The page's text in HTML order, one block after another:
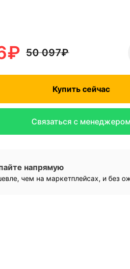
50 097₽
₽
Купить сейчас
Связаться с менеджером
напрямую
чем на маркетплейсах, и без